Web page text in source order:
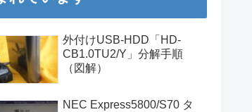
外付けUSB-HDD「HD-
CB1.0TU2/Y」分解手順
（図解）
NEC Express5800/S70 タ